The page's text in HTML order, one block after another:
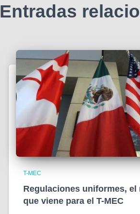
Entradas
T-MEC
Regulaciones uniformes, el
que viene para el T-MEC